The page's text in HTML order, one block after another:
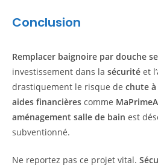
Conclusion
Remplacer baignoire par douche
investissement dans la sécurité et l’
drastiquement le risque de chute
aides financières comme
aménagement salle de bain est
subventionné.
Ne reportez pas ce projet vital.